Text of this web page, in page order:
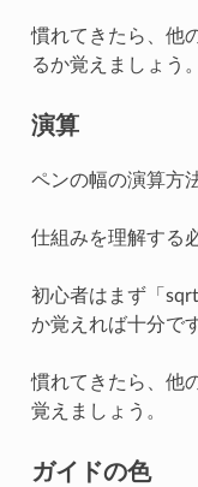
慣れてきたら、他
るか覚えましょう。
演算
ペンの幅の演算方
仕組みを理解する
初心者はまず「
か覚えれば十分で
慣れてきたら、他
覚えましょう。
ガイドの色